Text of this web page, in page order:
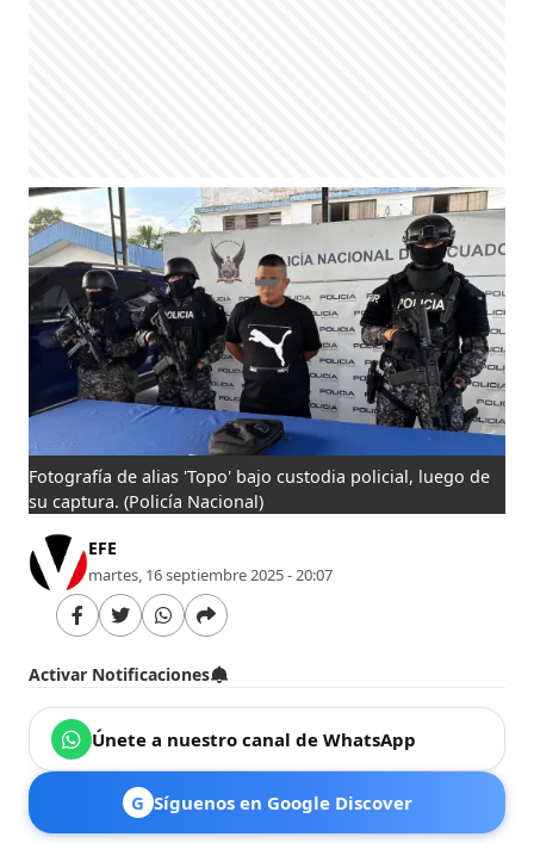
Fotografía de alias 'Topo' bajo custodia policial, luego de
su captura. (Policía Nacional)
EFE
martes, 16 septiembre 2025 - 20:07
Activar Notificaciones
Únete a nuestro canal de WhatsApp
G Síguenos en Google Discover